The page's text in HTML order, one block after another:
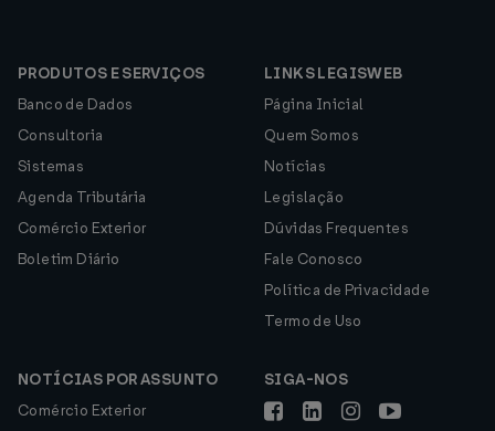
PRODUTOS E SERVIÇOS
Banco de Dados
Consultoria
Sistemas
Agenda Tributária
Comércio Exterior
Boletim Diário
LINKS LEGISWEB
Página Inicial
Quem Somos
Notícias
Legislação
Dúvidas Frequentes
Fale Conosco
Política de Privacidade
Termo de Uso
NOTÍCIAS POR ASSUNTO
Comércio Exterior
SIGA-NOS